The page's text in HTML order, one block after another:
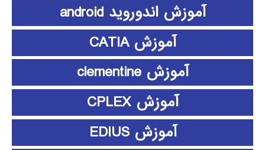
آموزش اندوروید android
آموزش CATIA
آموزش clementine
آموزش CPLEX
آموزش EDIUS